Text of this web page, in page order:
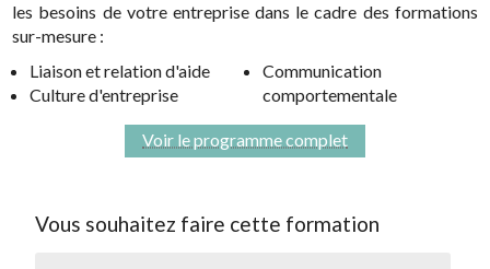
les besoins de votre entreprise dans le cadre des formations
sur-mesure :
Liaison et relation d'aide
Culture d'entreprise
Communication
comportementale
Voir le programme complet
Vous souhaitez faire cette formation